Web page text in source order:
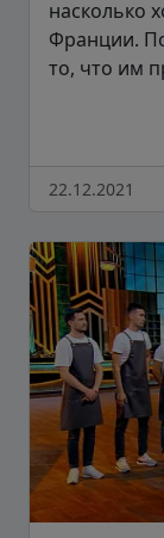
насколько
Франции.
то, что им
22.12.2021